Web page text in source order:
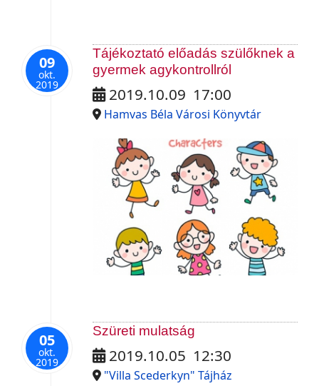
09
okt.
2019
Tájékoztató előadás szülőknek a
gyermek agykontrollról
2019.10.09 17:00
Hamvas Béla Városi Könyvtár
05
okt.
2019
Szüreti mulatság
2019.10.05 12:30
"Villa Scederkyn" Tájház